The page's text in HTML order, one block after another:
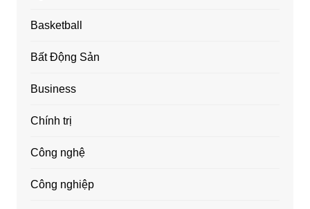
Basketball
Bất Động Sản
Business
Chính trị
Công nghệ
Công nghiệp